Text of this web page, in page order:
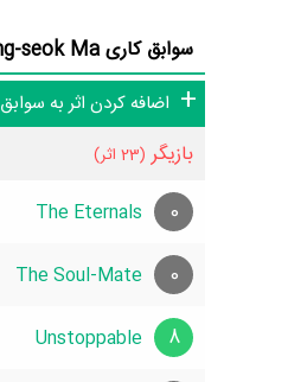
سوابق کاری Dong-seok Ma
اضافه کردن اثر به سوابق Dong-seok Ma
بازیگر (23 اثر)
0
The Eternals
0
The Soul-Mate
8
Unstoppable